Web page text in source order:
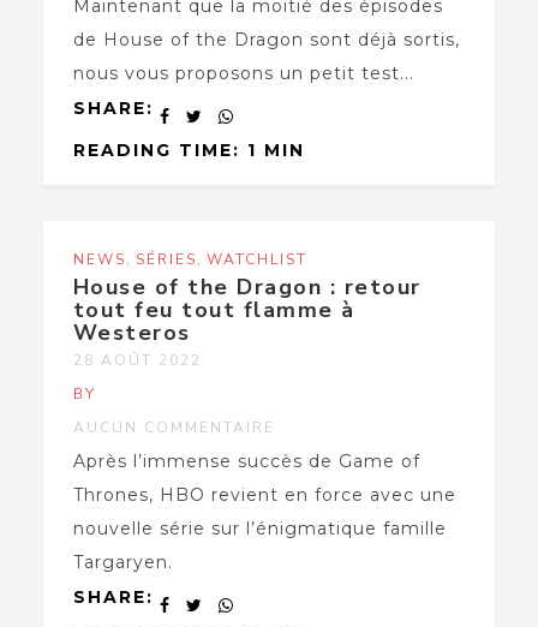
Maintenant que la moitié des épisodes
de House of the Dragon sont déjà sortis,
nous vous proposons un petit test...
SHARE:
READING TIME: 1 MIN
NEWS SÉRIES WATCHLIST
House of the Dragon : retour
tout feu tout flamme à
Westeros
28 AOÛT 2022
BY
AUCUN COMMENTAIRE
Après l’immense succès de Game of
Thrones, HBO revient en force avec une
nouvelle série sur l’énigmatique famille
Targaryen.
SHARE: